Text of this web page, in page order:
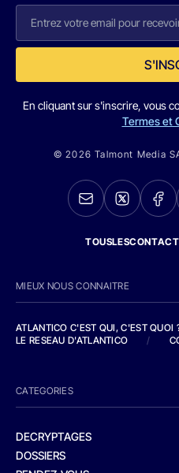
En cliquant sur s'inscrire, vous
Termes et
© 2026 Talmont Media
MIEUX NOUS CONNAITRE
ATLANTICO C'EST QUI, C'EST QUOI
LE RESEAU D'ATLANTICO
/
CATEGORIES
DECRYPTAGES
DOSSIERS